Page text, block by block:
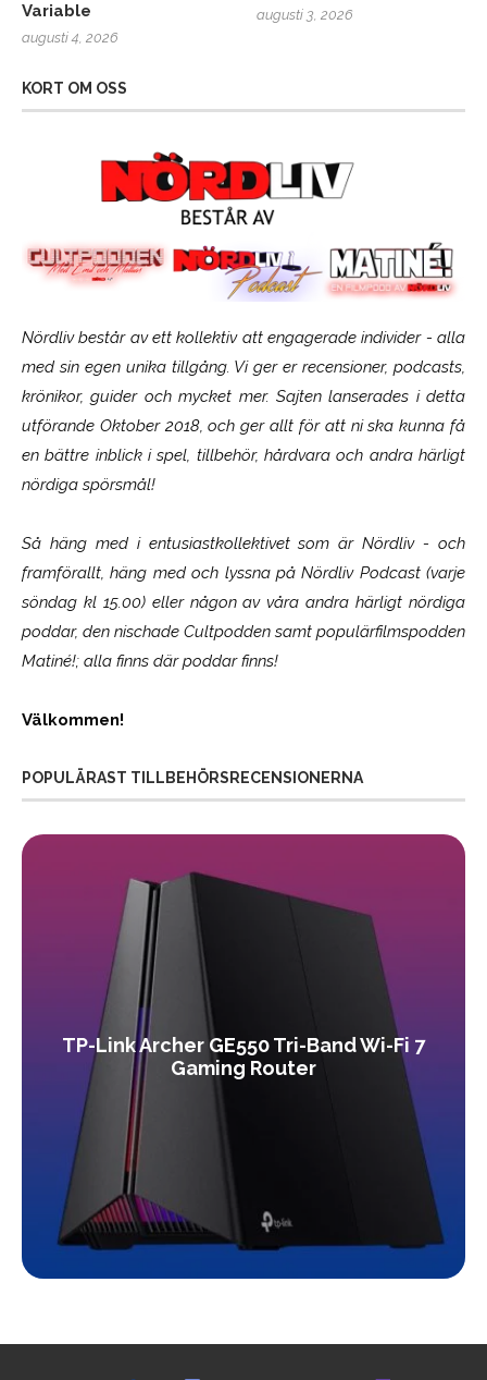
Variable
augusti 4, 2026
augusti 3, 2026
KORT OM OSS
Nördliv består av ett kollektiv att engagerade individer - alla
med sin egen unika tillgång. Vi ger er recensioner, podcasts,
krönikor, guider och mycket mer. Sajten lanserades i detta
utförande Oktober 2018, och ger allt för att ni ska kunna få
en bättre inblick i spel, tillbehör, hårdvara och andra härligt
nördiga spörsmål!
Så häng med i entusiastkollektivet som ärNördliv- och
framförallt, häng med och lyssna på Nördliv Podcast (varje
söndag kl 15.00) eller någon av våra andra härligt nördiga
poddar, den nischade Cultpodden samt populärfilmspodden
Matiné!; alla finns där poddar finns!
Välkommen!
POPULÄRAST TILLBEHÖRSRECENSIONERNA
TP-Link Archer GE550 Tri-Band Wi-Fi 7
Gaming Router